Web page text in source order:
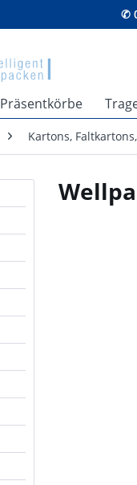
✆
Präsentkörbe
Kartons,